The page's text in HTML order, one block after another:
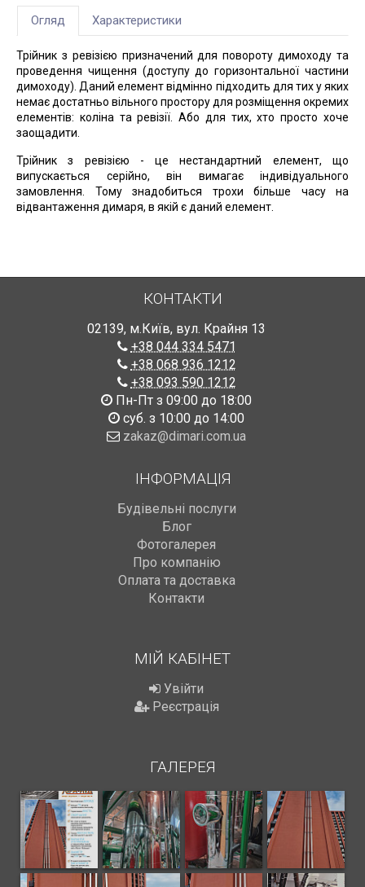
Огляд Характеристики
Трійник з ревізією призначений для повороту димоходу та
проведення чищення (доступу до горизонтальної частини
димоходу). Даний елемент відмінно підходить для тих у яких
немає достатньо вільного простору для розміщення окремих
елементів: коліна та ревізії. Або для тих, хто просто хоче
заощадити.
Трійник з ревізією - це нестандартний елемент, що
випускається серійно, він вимагає індивідуального
замовлення. Тому знадобиться трохи більше часу на
відвантаження димаря, в якій є даний елемент.
КОНТАКТИ
02139, м.Київ, вул. Крайня 13
+38 044 334 5471
+38 068 936 1212
+38 093 590 1212
Пн-Пт з 09:00 до 18:00
суб. з 10:00 до 14:00
zakaz@dimari.com.ua
ІНФОРМАЦІЯ
Будівельні послуги
Блог
Фотогалерея
Про компанію
Оплата та доставка
Контакти
МІЙ КАБІНЕТ
Увійти
Реєстрація
ГАЛЕРЕЯ